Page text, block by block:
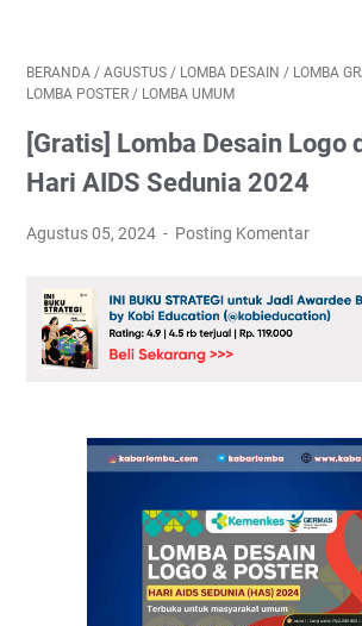
BERANDA / AGUSTUS / LOMBA DESAIN / LOMBA
LOMBA POSTER / LOMBA UMUM
[Gratis] Lomba Desain Logo
Hari AIDS Sedunia 2024
Agustus 05, 2024 Posting Komentar